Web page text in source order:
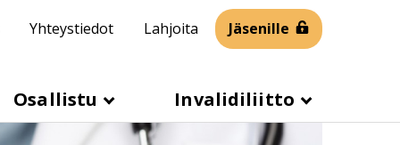
Yhteystiedot Lahjoita Jäsenille
Osallistu Invalidiliitto